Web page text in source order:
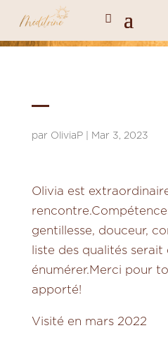
–
par OliviaP| Mar 3, 2023
Olivia est
gentillesse, douceur,
liste des qualités
énumérer.Merci pour
apporté!
Visité en mars 2022